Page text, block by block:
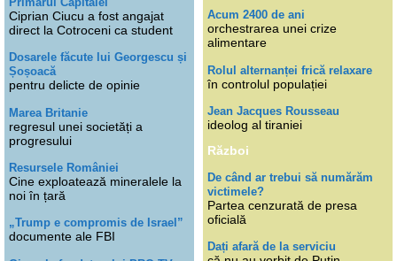
Ciprian Ciucu a fost angajat
direct la Cotroceni ca student
Dosarele făcute lui Georgescu și
Șoșoacă
pentru delicte de opinie
Marea Britanie
regresul unei societăți a
progresului
Resursele României
Cine exploatează mineralele la
noi în țară
„Trump e compromis de Israel”
documente ale FBI
Acum 2400 de ani
orchestrarea unei crize
alimentare
Rolul alternanței frică relaxare
în controlul populației
Jean Jacques Rousseau
ideolog al tiraniei
Război
De când ar trebui să numărăm
victimele?
Partea cenzurată de presa
oficială
Dați afară de la serviciu